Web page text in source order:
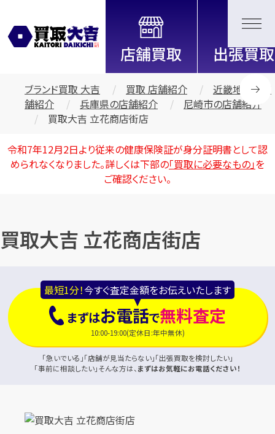
全国2200店舗以上展開中！
信頼と実績の買取専門店「買取大
吉」
ブランド買取 大吉 買取 店舗紹介
近畿地区の店
舗紹介
兵庫県の店舗紹介
尼崎市の店舗紹介
買取大吉 立花商店街店
令和7年12月2日より従来の健康保険証が身分証明書として認
められなくなりました。詳しくは下部の「買取に必要なもの」を
ご確認ください。
買取大吉 立花商店街店
最短1分！今すぐ査定金額をお伝えいたします
まずはお電話で無料査定
10:00-19:00(定休日:年中無休)
「急いでいる」「店舗が見当たらない」「出張買取を検討したい」
「事前に相談したい」そんな方は、まずはお気軽にお電話ください！